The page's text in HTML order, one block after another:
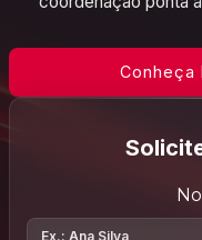
Conheça